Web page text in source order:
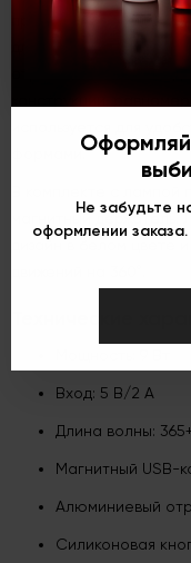
прибора
для промежуточной
отражатель со
конструкции,
формами.
магнитный держатель.
дизайн в белом цвете
Технические
Вход: 5 В/2 А
Длина волны:
Магнитный USB-
Алюминиевый
Силиконовая
Не забудьте
оформлении